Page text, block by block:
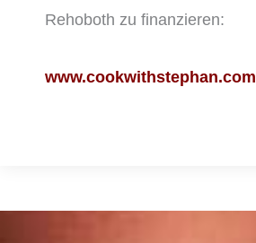
Rehoboth zu finanzieren:
www.cookwithstephan.com